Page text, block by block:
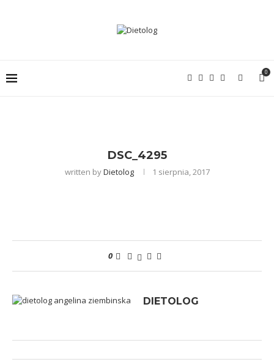
0
DSC_4295
written byDietolog 1 sierpnia, 2017
0
DIETOLOG